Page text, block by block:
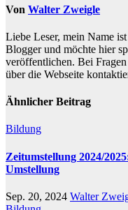
Von Walter Zweigle
Liebe Leser, mein Name
Blogger und möchte hier
veröffentlichen. Bei
über die Webseite
Ähnlicher Beitrag
Bildung
Zeitumstellung 2024/
Umstellung
Sep. 20, 2024 Walter